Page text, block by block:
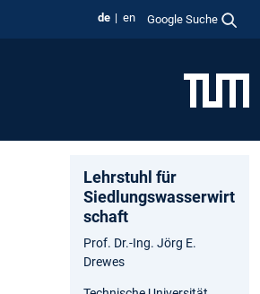
de en Google Suche
Lehrstuhl für
Siedlungswasserwirt
schaft
Prof. Dr.-Ing. Jörg E.
Drewes